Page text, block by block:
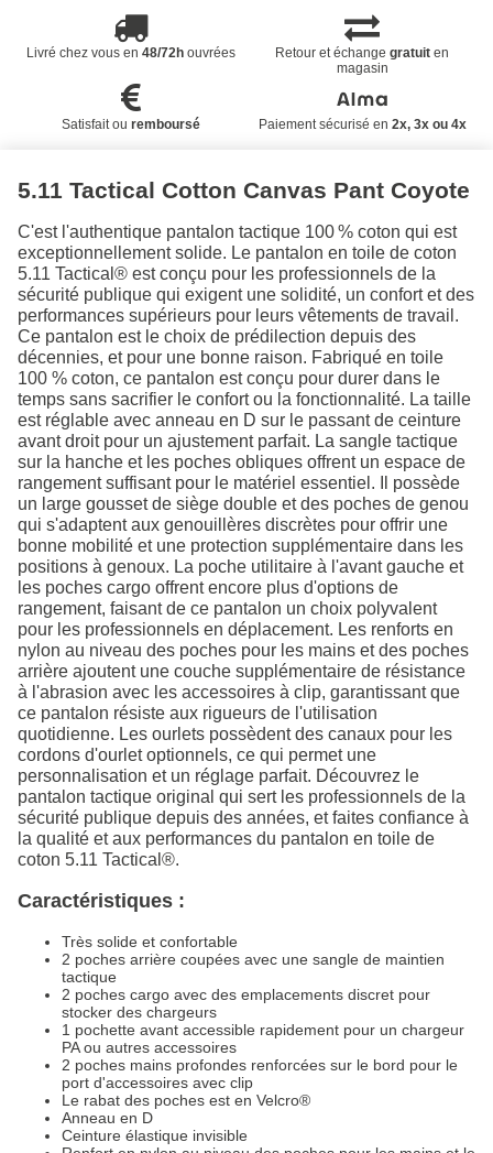
Livré chez vous en 48/72houvrées Retour et échangegratuit en
magasin
Satisfait ou remboursé Paiement sécurisé en 2x, 3x ou 4x
5.11 Tactical Cotton Canvas Pant Coyote
C'est l'authentique pantalon tactique 100 % coton qui est
exceptionnellement solide. Le pantalon en toile de coton
5.11 Tactical® est conçu pour les professionnels de la
sécurité publique qui exigent une solidité, un confort et des
performances supérieurs pour leurs vêtements de travail.
Ce pantalon est le choix de prédilection depuis des
décennies, et pour une bonne raison. Fabriqué en toile
100 % coton, ce pantalon est conçu pour durer dans le
temps sans sacrifier le confort ou la fonctionnalité. La taille
est réglable avec anneau en D sur le passant de ceinture
avant droit pour un ajustement parfait. La sangle tactique
sur la hanche et les poches obliques offrent un espace de
rangement suffisant pour le matériel essentiel. Il possède
un large gousset de siège double et des poches de genou
qui s'adaptent aux genouillères discrètes pour offrir une
bonne mobilité et une protection supplémentaire dans les
positions à genoux. La poche utilitaire à l'avant gauche et
les poches cargo offrent encore plus d'options de
rangement, faisant de ce pantalon un choix polyvalent
pour les professionnels en déplacement. Les renforts en
nylon au niveau des poches pour les mains et des poches
arrière ajoutent une couche supplémentaire de résistance
à l'abrasion avec les accessoires à clip, garantissant que
ce pantalon résiste aux rigueurs de l'utilisation
quotidienne. Les ourlets possèdent des canaux pour les
cordons d'ourlet optionnels, ce qui permet une
personnalisation et un réglage parfait. Découvrez le
pantalon tactique original qui sert les professionnels de la
sécurité publique depuis des années, et faites confiance à
la qualité et aux performances du pantalon en toile de
coton 5.11 Tactical®.
Caractéristiques :
Très solide et confortable
2 poches arrière coupées avec une sangle de maintien
tactique
2 poches cargo avec des emplacements discret pour
stocker des chargeurs
1 pochette avant accessible rapidement pour un chargeur
PA ou autres accessoires
2 poches mains profondes renforcées sur le bord pour le
port d'accessoires avec clip
Le rabat des poches est en Velcro®
Anneau en D
Ceinture élastique invisible